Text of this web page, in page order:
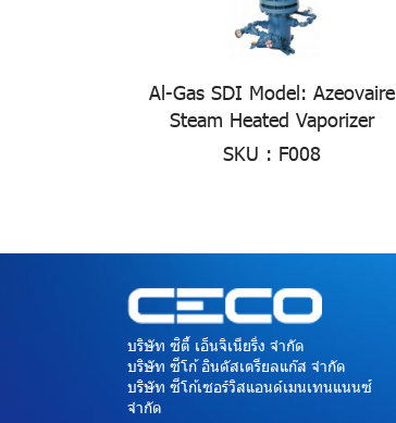
Al-Gas SDI Model: Azeovaire
Steam Heated Vaporizer
SKU : F008
บริษัท ซิตี้ เอ็นจิเนียริ่ง จำกัด
บริษัท ซีโก้ อินดัสเตรียลแก๊ส จำกัด
บริษัท ซีโก้เซอร์วิสแอนด์เมนเทนแนนซ์
จำกัด